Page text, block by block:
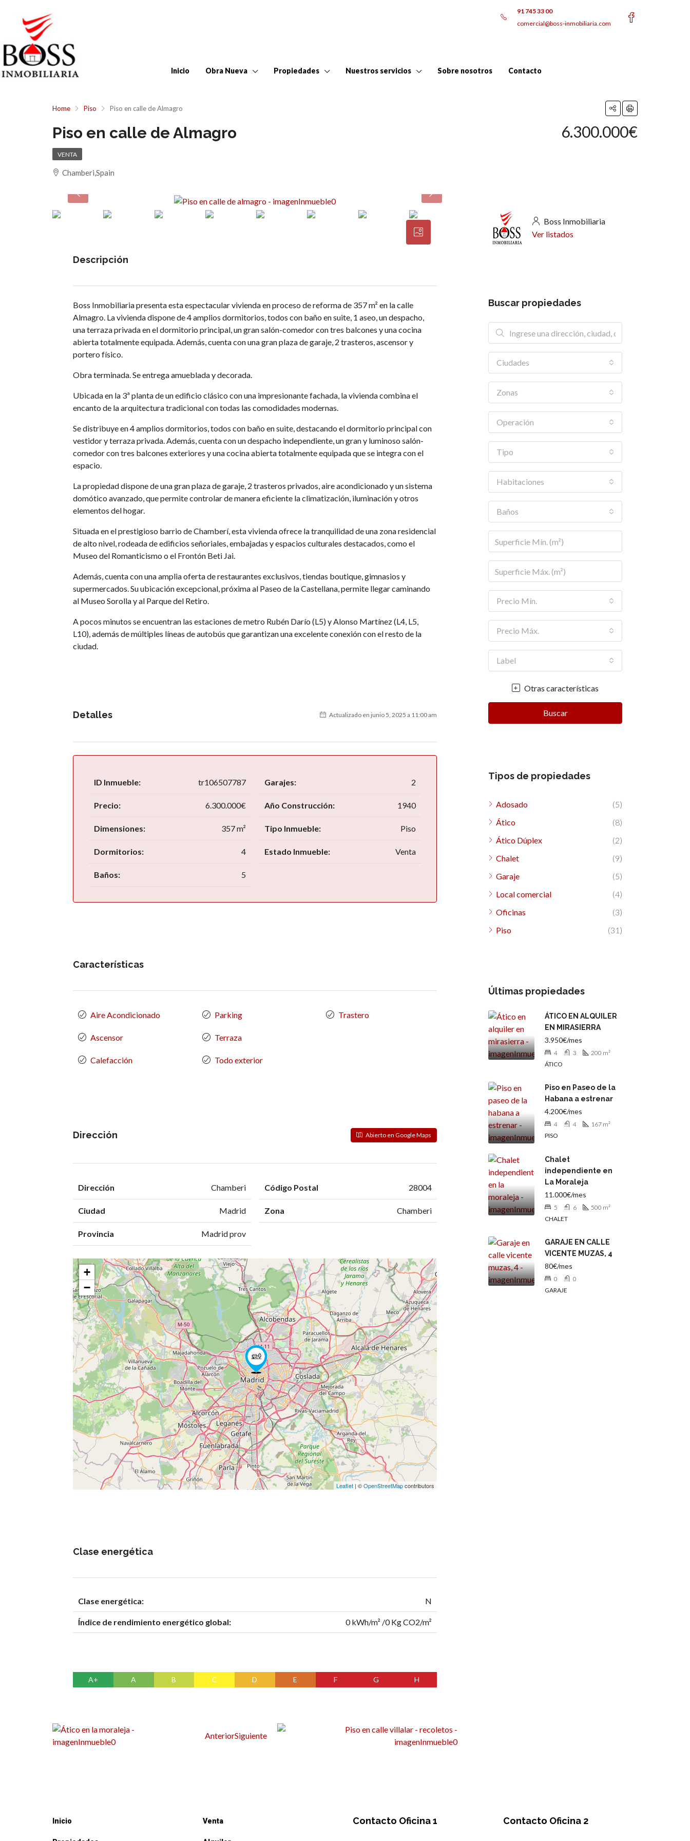
91 745 33 00
comercial@boss-inmobiliaria.com
Inicio Obra Nueva Propiedades Nuestros servicios Sobre nosotros Contacto
Home Piso Piso en calle de Almagro
Piso en calle de Almagro 6.300.000€
VENTA
Chamberi,Spain
Descripción
Boss Inmobiliaria presenta esta espectacular vivienda en proceso de reforma de 357 m² en la calle
Almagro. La vivienda dispone de 4 amplios dormitorios, todos con baño en suite, 1 aseo, un despacho,
una terraza privada en el dormitorio principal, un gran salón-comedor con tres balcones y una cocina
abierta totalmente equipada. Además, cuenta con una gran plaza de garaje, 2 trasteros, ascensor y
portero físico.
Obra terminada. Se entrega amueblada y decorada.
Ubicada en la 3ª planta de un edificio clásico con una impresionante fachada, la vivienda combina el
encanto de la arquitectura tradicional con todas las comodidades modernas.
Se distribuye en 4 amplios dormitorios, todos con baño en suite, destacando el dormitorio principal con
vestidor y terraza privada. Además, cuenta con un despacho independiente, un gran y luminoso salón-
comedor con tres balcones exteriores y una cocina abierta totalmente equipada que se integra con el
espacio.
La propiedad dispone de una gran plaza de garaje, 2 trasteros privados, aire acondicionado y un sistema
domótico avanzado, que permite controlar de manera eficiente la climatización, iluminación y otros
elementos del hogar.
Situada en el prestigioso barrio de Chamberí, esta vivienda ofrece la tranquilidad de una zona residencial
de alto nivel, rodeada de edificios señoriales, embajadas y espacios culturales destacados, como el
Museo del Romanticismo o el Frontón Beti Jai.
Además, cuenta con una amplia oferta de restaurantes exclusivos, tiendas boutique, gimnasios y
supermercados. Su ubicación excepcional, próxima al Paseo de la Castellana, permite llegar caminando
al Museo Sorolla y al Parque del Retiro.
A pocos minutos se encuentran las estaciones de metro Rubén Darío (L5) y Alonso Martínez (L4, L5,
L10), además de múltiples líneas de autobús que garantizan una excelente conexión con el resto de la
ciudad.
Detalles Actualizado en junio 5, 2025 a 11:00 am
ID Inmueble: tr106507787
Precio: 6.300.000€
Dimensiones: 357 m²
Dormitorios: 4
Baños: 5
Garajes: 2
Año Construcción: 1940
Tipo Inmueble: Piso
Estado Inmueble: Venta
Características
Aire Acondicionado
Ascensor
Calefacción
Parking
Terraza
Todo exterior
Trastero
Dirección Abierto en Google Maps
Dirección Chamberi
Ciudad Madrid
Provincia Madrid prov
Código Postal 28004
Zona Chamberi
+
−
Leaflet | ©OpenStreetMapcontributors
Clase energética
Clase energética: N
Índice de rendimiento energético global: 0 kWh/m² /0 Kg CO2/m²
A+ A B C D E F G H
AnteriorSiguiente
Boss Inmobiliaria
Ver listados
Buscar propiedades
Ciudades
Zonas
Operación
Tipo
Habitaciones
Baños
Precio Mín.
Precio Máx.
Label
Otras características
Buscar
Tipos de propiedades
Adosado
(5)
Ático
(8)
Ático Dúplex
(2)
Chalet
(9)
Garaje
(5)
Local comercial
(4)
Oficinas
(3)
Piso
(31)
Últimas propiedades
ÁTICO EN ALQUILER
EN MIRASIERRA
3.950€/mes
4 3 200 m²
ÁTICO
Piso en Paseo de la
Habana a estrenar
4.200€/mes
4 4 167 m²
PISO
Chalet
independiente en
La Moraleja
11.000€/mes
5 6 500 m²
CHALET
GARAJE EN CALLE
VICENTE MUZAS, 4
80€/mes
0
0
GARAJE
Inicio Venta Contacto Oficina 1 Contacto Oficina 2